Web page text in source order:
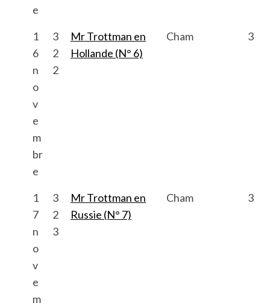
e
1
6
n
o
v
e
m
br
e
3
2
2
Mr Trottman en
Hollande (N° 6)
Cham 3
1
7
n
o
v
e
m
3
2
3
Mr Trottman en
Russie (N° 7)
Cham 3